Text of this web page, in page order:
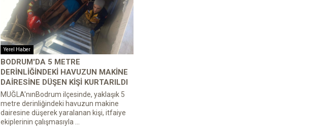
Yerel Haber
BODRUM'DA 5 METRE
DERINLIĞINDEKI HAVUZUN MAKINE
DAIRESINE DÜŞEN KIŞI KURTARILDI
MUĞLA'nınBodrum ilçesinde, yaklaşık 5
metre derinliğindeki havuzun makine
dairesine düşerek yaralanan kişi, itfaiye
ekiplerinin çalışmasıyla ...